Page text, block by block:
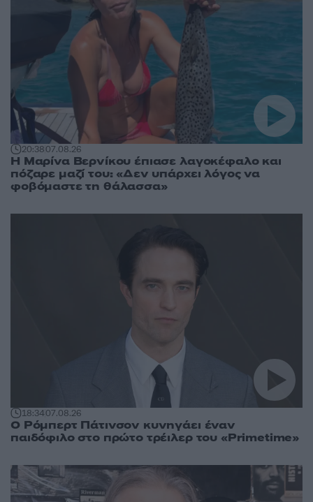
20:3807.08.26
Η Μαρίνα Βερνίκου έπιασε λαγοκέφαλο και
πόζαρε μαζί του: «Δεν υπάρχει λόγος να
φοβόμαστε τη θάλασσα»
18:3407.08.26
Ο Ρόμπερτ Πάτινσον κυνηγάει έναν
παιδόφιλο στο πρώτο τρέιλερ του «Primetime»